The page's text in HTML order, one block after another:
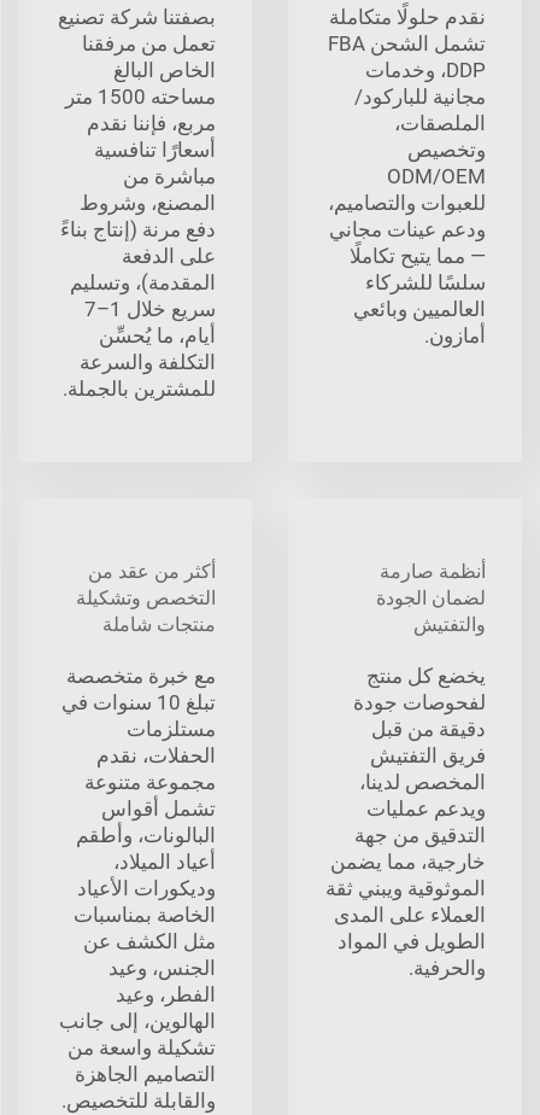
نقدم حلولًا متكاملة
تشمل الشحن FBA
DDP، وخدمات
مجانية للباركود/
الملصقات،
وتخصيص
ODM/OEM
للعبوات والتصاميم،
ودعم عينات مجاني
— مما يتيح تكاملًا
سلسًا للشركاء
العالميين وبائعي
أمازون.
بصفتنا شركة تصنيع
تعمل من مرفقنا
الخاص البالغ
مساحته 1500 متر
مربع، فإننا نقدم
أسعارًا تنافسية
مباشرة من
المصنع، وشروط
دفع مرنة (إنتاج بناءً
على الدفعة
المقدمة)، وتسليم
سريع خلال 1–7
أيام، ما يُحسِّن
التكلفة والسرعة
للمشترين بالجملة.
أنظمة صارمة
لضمان الجودة
والتفتيش
يخضع كل منتج
لفحوصات جودة
دقيقة من قبل
فريق التفتيش
المخصص لدينا،
ويدعم عمليات
التدقيق من جهة
خارجية، مما يضمن
الموثوقية ويبني ثقة
العملاء على المدى
الطويل في المواد
والحرفية.
أكثر من عقد من
التخصص وتشكيلة
منتجات شاملة
مع خبرة متخصصة
تبلغ 10 سنوات في
مستلزمات
الحفلات، نقدم
مجموعة متنوعة
تشمل أقواس
البالونات، وأطقم
أعياد الميلاد،
وديكورات الأعياد
الخاصة بمناسبات
مثل الكشف عن
الجنس، وعيد
الفطر، وعيد
الهالوين، إلى جانب
تشكيلة واسعة من
التصاميم الجاهزة
والقابلة للتخصيص.